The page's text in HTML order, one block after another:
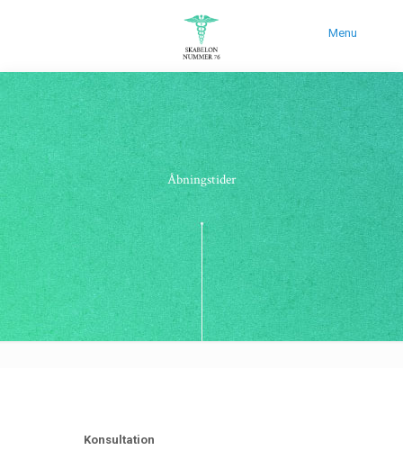
Menu
Åbningstider
Konsultation